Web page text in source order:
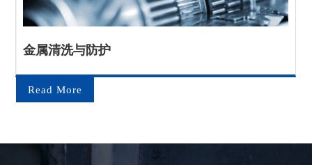
金属清洗与防护
Read More